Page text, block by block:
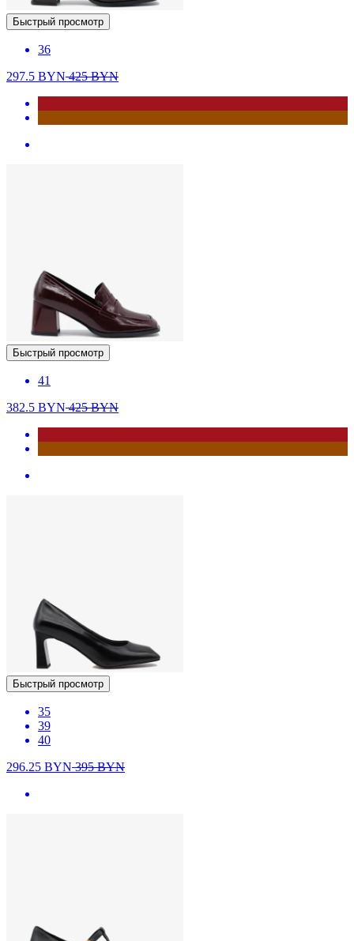
Быстрый просмотр
36
297.5 BYN425BYN
Быстрый просмотр
41
382.5 BYN425BYN
Быстрый просмотр
35
39
40
296.25 BYN395BYN